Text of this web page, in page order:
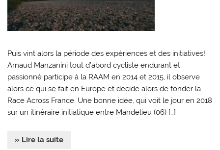
Puis vint alors la période des expériences et des initiatives!
Arnaud Manzanini tout d’abord cycliste endurant et
passionné participe à la RAAM en 2014 et 2015, il observe
alors ce qui se fait en Europe et décide alors de fonder la
Race Across France. Une bonne idée, qui voit le jour en 2018
sur un itinéraire initiatique entre Mandelieu (06) […]
» Lire la suite